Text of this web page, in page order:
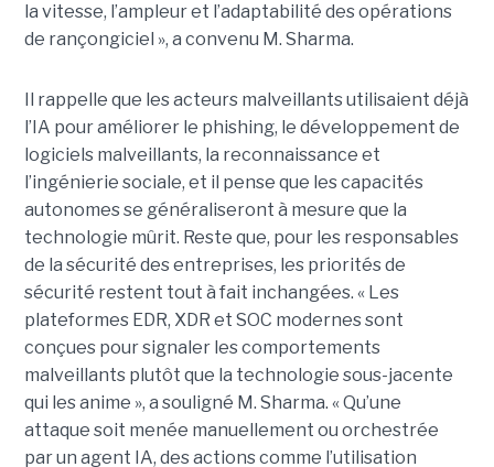
la vitesse, l’ampleur et l’adaptabilité des opérations
de rançongiciel », a convenu M. Sharma.
Il rappelle que les acteurs malveillants utilisaient déjà
l’IA pour améliorer le phishing, le développement de
logiciels malveillants, la reconnaissance et
l’ingénierie sociale, et il pense que les capacités
autonomes se généraliseront à mesure que la
technologie mûrit. Reste que, pour les responsables
de la sécurité des entreprises, les priorités de
sécurité restent tout à fait inchangées. « Les
plateformes EDR, XDR et SOC modernes sont
conçues pour signaler les comportements
malveillants plutôt que la technologie sous-jacente
qui les anime », a souligné M. Sharma. « Qu’une
attaque soit menée manuellement ou orchestrée
par un agent IA, des actions comme l’utilisation